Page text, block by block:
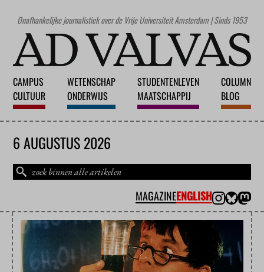
Onafhankelijke journalistiek over de Vrije Universiteit Amsterdam | Sinds 1953
CAMPUS
CULTUUR
WETENSCHAP
ONDERWIJS
STUDENTENLEVEN
MAATSCHAPPIJ
COLUMN
BLOG
6 AUGUSTUS 2026
MAGAZINEENGLISH